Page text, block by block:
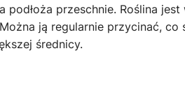
przeschnie. Roślina
ją regularnie przycinać,
średnicy.